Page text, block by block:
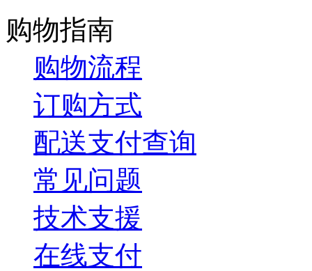
购物指南
购物流程
订购方式
配送支付查询
常见问题
技术支援
在线支付